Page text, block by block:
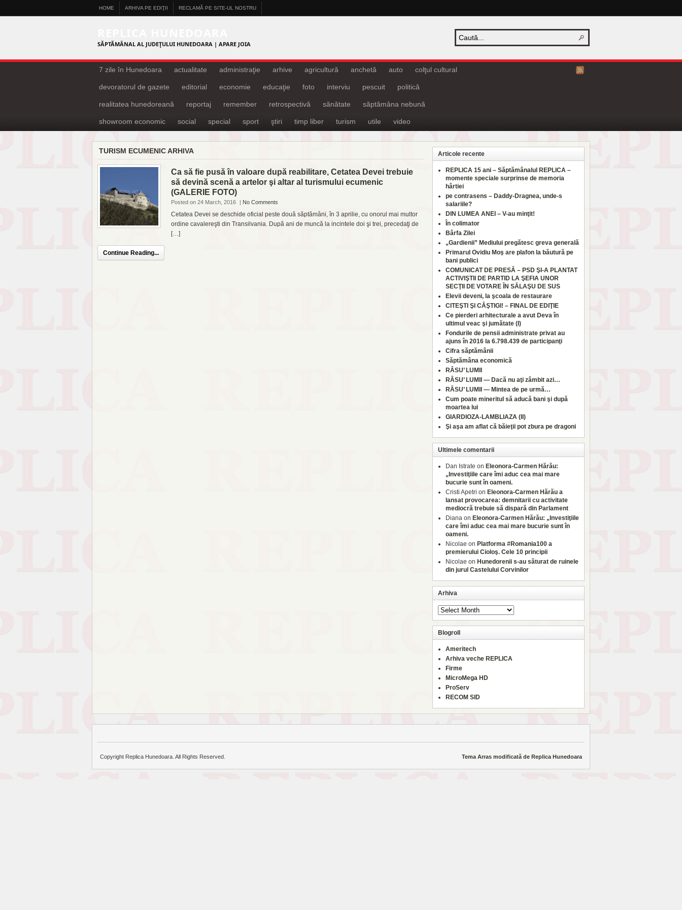
HOME ARHIVA PE EDIŢII RECLAMĂ PE SITE-UL NOSTRU
SĂPTĂMÂNAL AL JUDEŢULUI HUNEDOARA | APARE JOIA
7 zile în Hunedoara actualitate administraţie arhive agricultură anchetă auto colţul cultural
devoratorul de gazete editorial economie educaţie foto interviu pescuit politică
realitatea hunedoreană reportaj remember retrospectivă sănătate săptămâna nebună
showroom economic social special sport ştiri timp liber turism utile video
TURISM ECUMENIC ARHIVA
Ca să fie pusă în valoare după reabilitare, Cetatea Devei trebuie
să devină scenă a artelor şi altar al turismului ecumenic
(GALERIE FOTO)
Posted on 24 March, 2016 | No Comments
Cetatea Devei se deschide oficial peste două săptămâni, în 3 aprilie, cu onorul mai multor
ordine cavalereşti din Transilvania. După ani de muncă la incintele doi şi trei, precedaţi de
[…]
Continue Reading...
Articole recente
REPLICA 15 ani – Săptămânalul REPLICA –
momente speciale surprinse de memoria
hârtiei
pe contrasens – Daddy-Dragnea, unde-s
salariile?
DIN LUMEA ANEI – V-au minţit!
În colimator
Bârfa Zilei
„Gardienii” Mediului pregătesc greva generală
Primarul Ovidiu Moş are plafon la băutură pe
bani publici
COMUNICAT DE PRESĂ – PSD ŞI-A PLANTAT
ACTIVIŞTII DE PARTID LA ŞEFIA UNOR
SECŢII DE VOTARE ÎN SĂLAŞU DE SUS
Elevii deveni, la şcoala de restaurare
CITEŞTI ŞI CÂŞTIGI! – FINAL DE EDIŢIE
Ce pierderi arhitecturale a avut Deva în
ultimul veac şi jumătate (I)
Fondurile de pensii administrate privat au
ajuns în 2016 la 6.798.439 de participanţi
Cifra săptămânii
Săptămâna economică
RÂSU’ LUMII
RÂSU’ LUMII — Dacă nu aţi zâmbit azi…
RÂSU’ LUMII — Mintea de pe urmă…
Cum poate mineritul să aducă bani şi după
moartea lui
GIARDIOZA-LAMBLIAZA (II)
Şi aşa am aflat că băieţii pot zbura pe dragoni
Ultimele comentarii
Dan Istrate on Eleonora-Carmen Hărău:
„Investiţiile care îmi aduc cea mai mare
bucurie sunt în oameni.
Cristi Apetri on Eleonora-Carmen Hărău a
lansat provocarea: demnitarii cu activitate
mediocră trebuie să dispară din Parlament
Diana on Eleonora-Carmen Hărău: „Investiţiile
care îmi aduc cea mai mare bucurie sunt în
oameni.
Nicolae on Platforma #Romania100 a
premierului Cioloş. Cele 10 principii
Nicolae on Hunedorenii s-au săturat de ruinele
din jurul Castelului Corvinilor
Arhiva
Blogroll
Ameritech
Arhiva veche REPLICA
Firme
MicroMega HD
ProServ
RECOM SID
Tema Arras modificată de Replica Hunedoara
Copyright Replica Hunedoara. All Rights Reserved.